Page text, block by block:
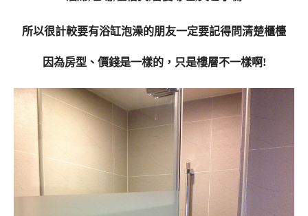
所以很計較要有浴缸泡澡的朋友一定要記得問清楚櫃檯
因為房型、價錢是一樣的，只是樓層不一樣啊!